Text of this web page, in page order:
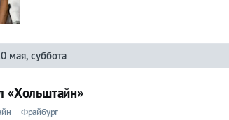
мая, суббота
«Хольштайн»
Фрайбург